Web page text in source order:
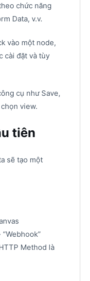
chức năng
Data, v.v.
vào một node,
cài đặt và tùy
cụ như Save,
view.
tiên
sẽ tạo một
Method là